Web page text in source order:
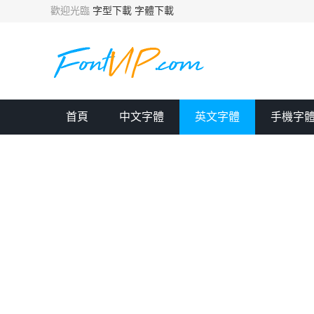
歡迎光臨 字型下載 字體下載
首頁 中文字體 英文字體 手機字